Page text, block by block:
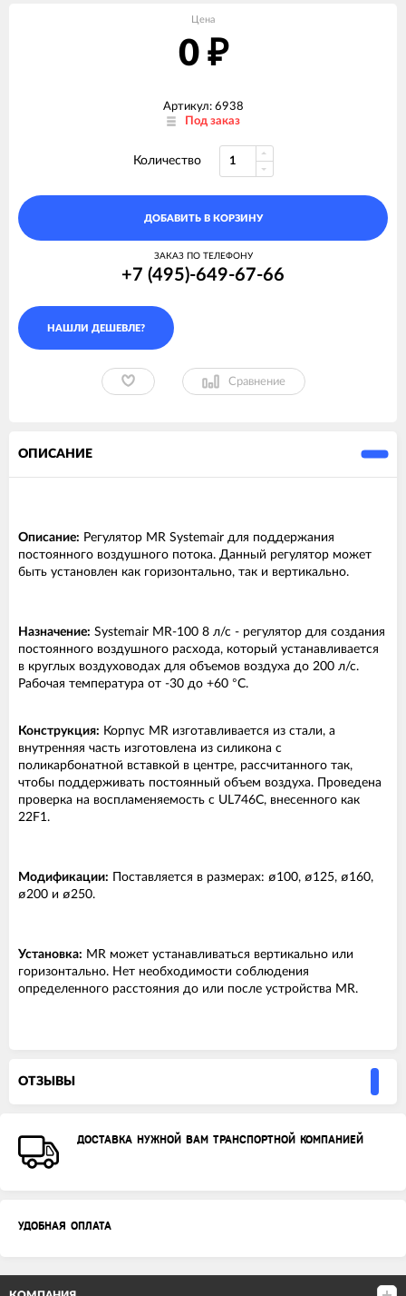
Цена
0 ₽
Артикул: 6938
Под заказ
Количество
ДОБАВИТЬ В КОРЗИНУ
ЗАКАЗ ПО ТЕЛЕФОНУ
+7 (495)-649-67-66
Сравнение
ОПИСАНИЕ
Описание: Регулятор MR Systemair для поддержания
постоянного воздушного потока. Данный регулятор может
быть установлен как горизонтально, так и вертикально.
Назначение: Systemair MR-100 8 л/с - регулятор для создания
постоянного воздушного расхода, который устанавливается
в круглых воздуховодах для объемов воздуха до 200 л/с.
Рабочая температура от -30 до +60 °С.
Конструкция: Корпус MR изготавливается из стали, а
внутренняя часть изготовлена из силикона с
поликарбонатной вставкой в центре, рассчитанного так,
чтобы поддерживать постоянный объем воздуха. Проведена
проверка на воспламеняемость с UL746C, внесенного как
22F1.
Модификации: Поставляется в размерах: ø100, ø125, ø160,
ø200 и ø250.
Установка: MR может устанавливаться вертикально или
горизонтально. Нет необходимости соблюдения
определенного расстояния до или после устройства MR.
ОТЗЫВЫ
ДОСТАВКА НУЖНОЙ ВАМ ТРАНСПОРТНОЙ КОМПАНИЕЙ
УДОБНАЯ ОПЛАТА